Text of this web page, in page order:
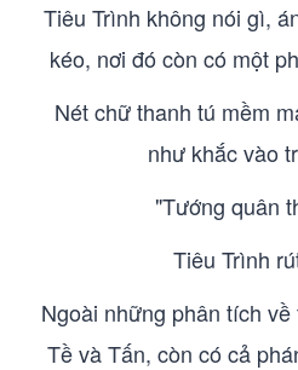
Tiêu Trình không nói gì,
kéo, nơi đó còn có một
Nét chữ thanh tú mềm
như khắc vào
"Tướng quân
Tiêu Trình
Ngoài những phân tích
Tề và Tấn, còn có cả